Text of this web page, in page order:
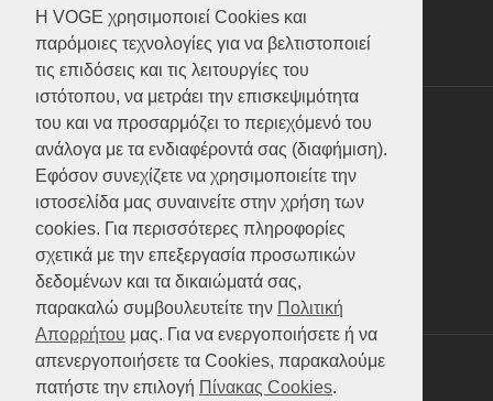
Η VOGE χρησιμοποιεί Cookies και
παρόμοιες τεχνολογίες για να βελτιστοποιεί
τις επιδόσεις και τις λειτουργίες του
ιστότοπου, να μετράει την επισκεψιμότητα
του και να προσαρμόζει το περιεχόμενό του
ανάλογα με τα ενδιαφέροντά σας (διαφήμιση).
Εφόσον συνεχίζετε να χρησιμοποιείτε την
ιστοσελίδα μας συναινείτε στην χρήση των
cookies. Για περισσότερες πληροφορίες
σχετικά με την επεξεργασία προσωπικών
δεδομένων και τα δικαιώματά σας,
παρακαλώ συμβουλευτείτε την Πολιτική
Απορρήτου μας. Για να ενεργοποιήσετε ή να
απενεργοποιήσετε τα Cookies, παρακαλούμε
πατήστε την επιλογή Πίνακας Cookies.
Scooter
ATV (Loncin)
ΥΠΗΡΕΣΙΕΣ
Test ride
Επικοινωνία
Service
Κατάλογος
FAQ
SOCIAL MEDIA